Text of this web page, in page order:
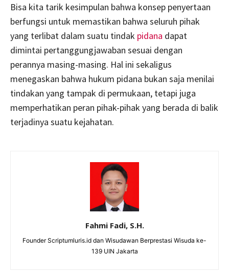
Bisa kita tarik kesimpulan bahwa konsep penyertaan
berfungsi untuk memastikan bahwa seluruh pihak
yang terlibat dalam suatu tindak pidana dapat
dimintai pertanggungjawaban sesuai dengan
perannya masing-masing. Hal ini sekaligus
menegaskan bahwa hukum pidana bukan saja menilai
tindakan yang tampak di permukaan, tetapi juga
memperhatikan peran pihak-pihak yang berada di balik
terjadinya suatu kejahatan.
Fahmi Fadi, S.H.
Founder Scriptumluris.id dan Wisudawan Berprestasi Wisuda ke-
139 UIN Jakarta